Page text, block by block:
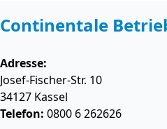
Continentale
Adresse:
Josef-Fischer-Str. 10
34127 Kassel
Telefon: 0800 6 262626